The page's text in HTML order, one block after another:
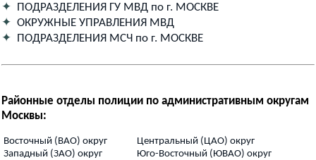
✦ ПОДРАЗДЕЛЕНИЯ ГУ МВД по г. МОСКВЕ
✦ ОКРУЖНЫЕ УПРАВЛЕНИЯ МВД
✦ ПОДРАЗДЕЛЕНИЯ МСЧ по г. МОСКВЕ
Районные отделы полиции по административным округам
Москвы:
Восточный (ВАО) округ
Западный (ЗАО) округ
Центральный (ЦАО) округ
Юго-Восточный (ЮВАО) округ